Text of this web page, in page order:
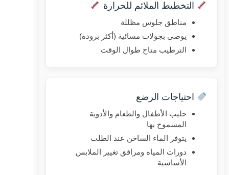
التخطيط الملائم للحرارة
مناطق جلوس مظللة
يوصى بجولات مسائية (أكثر برودة)
الترطيب متاح طوال الوقت
احتياجات الرضع
حليب الأطفال والطعام والأدوية
المسموح بها
يتوفر الماء الساخن عند الطلب
دورات المياه ومرافق تغيير الملابس
الأساسية